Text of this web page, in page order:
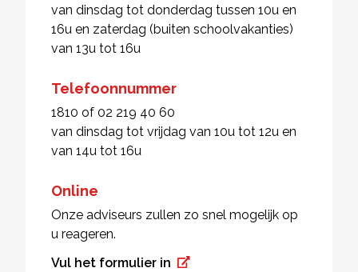
van dinsdag tot donderdag tussen 10u en
16u en zaterdag (buiten schoolvakanties)
van 13u tot 16u
Telefoonnummer
1810 of 02 219 40 60
van dinsdag tot vrijdag van 10u tot 12u en
van 14u tot 16u
Online
Onze adviseurs zullen zo snel mogelijk op
u reageren.
Vul het formulier in